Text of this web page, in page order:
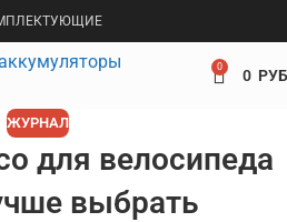
0 0
ЖУРНАЛ
для велосипеда
выбрать